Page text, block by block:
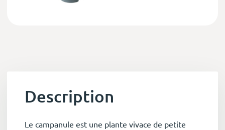
Description
Le campanule est une plante vivace de petite